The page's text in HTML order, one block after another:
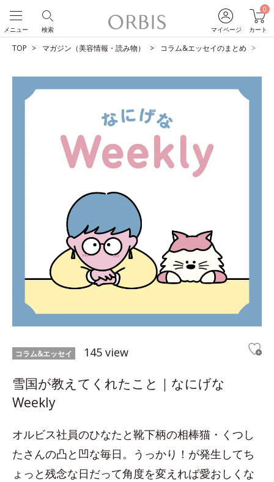
マイページ
0
カート
検索
メニュー
TOP マガジン（美容情報・読み物） コラム&エッセイのまとめ
コラム&エッセイ 145 view
雪国が教えてくれたこと｜なにげな
Weekly
オルビス社員のひなたと靴下柄の相棒猫・くつし
たさんの凸と凹な毎日。うっかり！が発生してち
ょっと残念な日だって角度を変えれば愛おしくな